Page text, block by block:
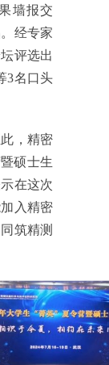
墙报交
经专家
评选出
3名口头
，精密
硕士生
在这次
入精密
筑精测